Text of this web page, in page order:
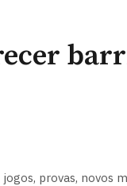
provas, novos